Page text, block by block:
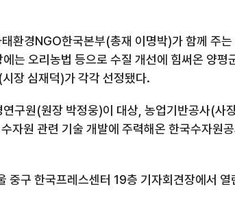
환경NGO한국본부(총재 이명박)가 함께 주
는 오리농법 등으로 수질 개선에 힘써온 양
장 심재덕)가 각각 선정됐다.
구원(원장 박정웅)이 대상, 농업기반공사(사
자원 관련 기술 개발에 주력해온 한국수자원
구 한국프레스센터 19층 기자회견장에서